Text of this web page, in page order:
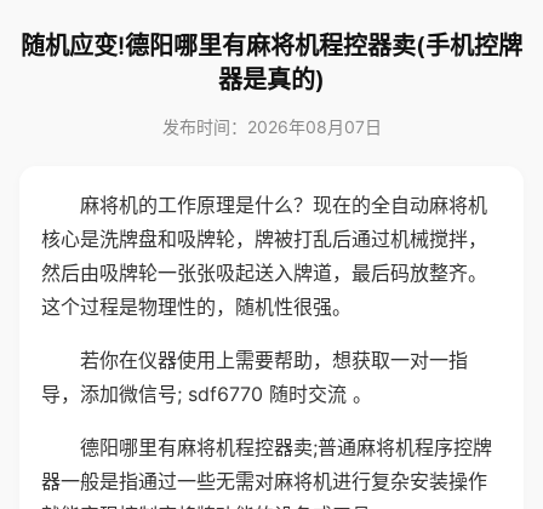
随机应变!德阳哪里有麻将机程控器卖(手机控牌
器是真的)
发布时间：2026年08月07日
麻将机的工作原理是什么？现在的全自动麻将机
核心是洗牌盘和吸牌轮，牌被打乱后通过机械搅拌，
然后由吸牌轮一张张吸起送入牌道，最后码放整齐。
这个过程是物理性的，随机性很强。
若你在仪器使用上需要帮助，想获取一对一指
导，添加微信号; sdf6770 随时交流 。
德阳哪里有麻将机程控器卖;普通麻将机程序控牌
器一般是指通过一些无需对麻将机进行复杂安装操作